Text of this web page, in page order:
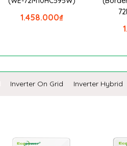
₫
1.458.000
Inverter On Grid Inverter Hybrid